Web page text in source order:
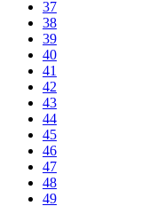
37
38
39
40
41
42
43
44
45
46
47
48
49